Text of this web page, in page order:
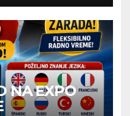
NA EXPO